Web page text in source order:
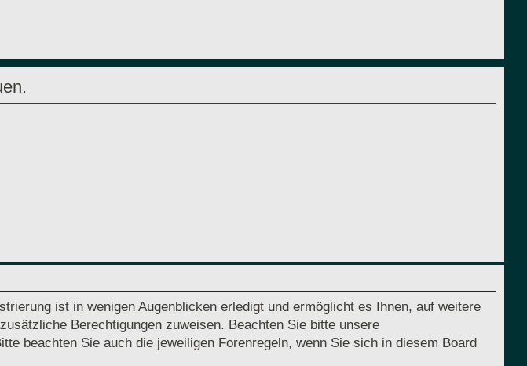
ist in wenigen Augenblicken erledigt und ermöglicht es Ihnen, auf weitere
Berechtigungen zuweisen. Beachten Sie bitte unsere
beachten Sie auch die jeweiligen Forenregeln, wenn Sie sich in diesem Board